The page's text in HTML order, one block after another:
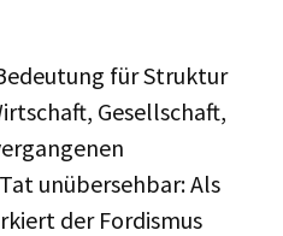
für Struktur
Gesellschaft,
unübersehbar: Als
der Fordismus